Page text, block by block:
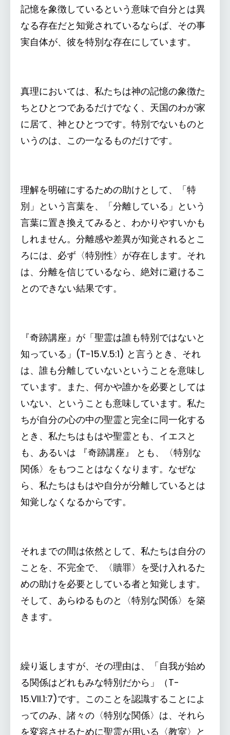
記憶を象徴しているという意味で自分とは異
なる存在だと知覚されているならば、その事
実自体が、彼を特別な存在にしています。
真理においては、私たちは神の記憶の象徴た
ちとひとつであるだけでなく、天国のわが家
に居て、神とひとつです。特別でないものと
いうのは、この一なるものだけです。
理解を明確にするための助けとして、「特
別」という言葉を、「分離している」という
言葉に置き換えてみると、わかりやすいかも
しれません。分離感や差異が知覚されるとこ
ろには、必ず〈特別性〉が存在します。それ
は、分離を信じているなら、絶対に避けるこ
とのできない結果です。
『奇跡講座』が「聖霊は誰も特別ではないと
知っている」(T-15.V.5:1) と言うとき、それ
は、誰も分離していないということを意味し
ています。また、何かや誰かを必要としては
いない、ということも意味しています。私た
ちが自分の心の中の聖霊と完全に同一化する
とき、私たちはもはや聖霊とも、イエスと
も、あるいは 『奇跡講座』 とも、〈特別な
関係〉をもつことはなくなります。なぜな
ら、私たちはもはや自分が分離しているとは
知覚しなくなるからです。
それまでの間は依然として、私たちは自分の
ことを、不完全で、〈贖罪〉を受け入れるた
めの助けを必要としている者と知覚します。
そして、あらゆるものと〈特別な関係〉を築
きます。
繰り返しますが、その理由は、「自我が始め
る関係はどれもみな特別だから」（T-
15.VII.1:7)です。このことを認識することによ
ってのみ、諸々の〈特別な関係〉は、それら
を変容させるために聖霊が用いる〈教室〉と